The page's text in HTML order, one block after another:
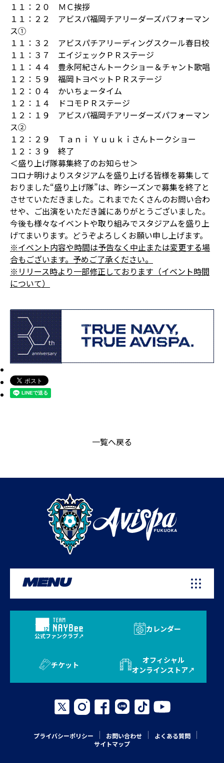
１１：２０ ＭＣ挨拶
１１：２２ アビスパ福岡チアリーダーズパフォーマン
ス①
１１：３２ アビスパチアリーディングスクール春日校
１１：３７ エイジェックＰＲステージ
１１：４４ 豊永阿紀さんトークショー＆チャント歌唱
１２：５９ 福岡トヨペットＰＲステージ
１２：０４ かいちょータイム
１２：１４ ドコモＰＲステージ
１２：１９ アビスパ福岡チアリーダーズパフォーマン
ス②
１２：２９ Ｔａｎｉ Ｙｕｕｋｉさんトークショー
１２：３９ 終了
＜盛り上げ隊募集終了のお知らせ＞
コロナ明けよりスタジアムを盛り上げる皆様を募集して
おりました“盛り上げ隊”は、昨シーズンで募集を終了と
させていただきました。これまでたくさんのお問い合わ
せや、ご出演をいただき誠にありがとうございました。
今後も様々なイベントや取り組みでスタジアムを盛り上
げてまいります。どうぞよろしくお願い申し上げます。
※イベント内容や時間は予告なく中止または変更する場
合もございます。予めご了承ください。
※リリース時より一部修正しております（イベント時間
について）
一覧へ戻る
MENU
公式ファンクラブ
カレンダー
チケット
オフィシャル
オンラインストア
プライバシーポリシー お問い合わせ
よくある質問
サイトマップ